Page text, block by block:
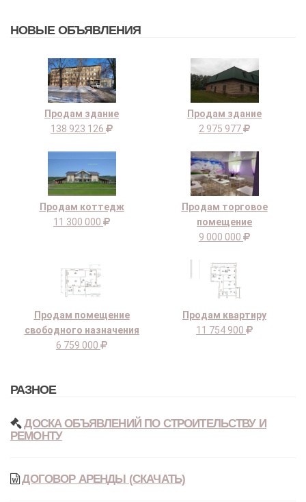
НОВЫЕ ОБЪЯВЛЕНИЯ
Продам здание
138 923 126
Продам здание
2 975 977
Продам коттедж
11 300 000
Продам торговое
помещение
9 000 000
Продам помещение
свободного назначения
6 759 000
Продам квартиру
11 754 900
РАЗНОЕ
ДОСКА ОБЪЯВЛЕНИЙ ПО СТРОИТЕЛЬСТВУ И
РЕМОНТУ
ДОГОВОР АРЕНДЫ (СКАЧАТЬ)